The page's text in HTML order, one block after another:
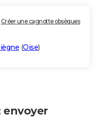
Créer une cagnotte obsèques
(Oise)
envoyer